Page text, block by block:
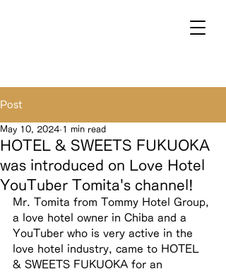
Post
HOTEL & SWEETS FUKUOKA
was introduced on Love Hotel
YouTuber Tomita's channel!
May 10, 2024 1 min read
Mr. Tomita from Tommy Hotel Group,
a love hotel owner in Chiba and a
YouTuber who is very active in the
love hotel industry, came to HOTEL
& SWEETS FUKUOKA for an